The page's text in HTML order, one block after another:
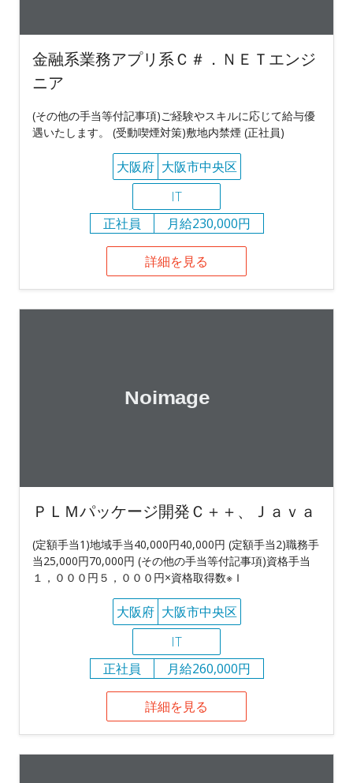
金融系業務アプリ系Ｃ＃．ＮＥＴエンジ
ニア
(その他の手当等付記事項)ご経験やスキルに応じて給与優
遇いたします。 (受動喫煙対策)敷地内禁煙 (正社員)
大阪府 大阪市中央区
IT
正社員
月給230,000円
詳細を見る
ＰＬＭパッケージ開発Ｃ＋＋、Ｊａｖａ
(定額手当1)地域手当40,000円40,000円 (定額手当2)職務手
当25,000円70,000円 (その他の手当等付記事項)資格手当
１，０００円５，０００円×資格取得数※Ｉ
大阪府 大阪市中央区
IT
正社員
月給260,000円
詳細を見る